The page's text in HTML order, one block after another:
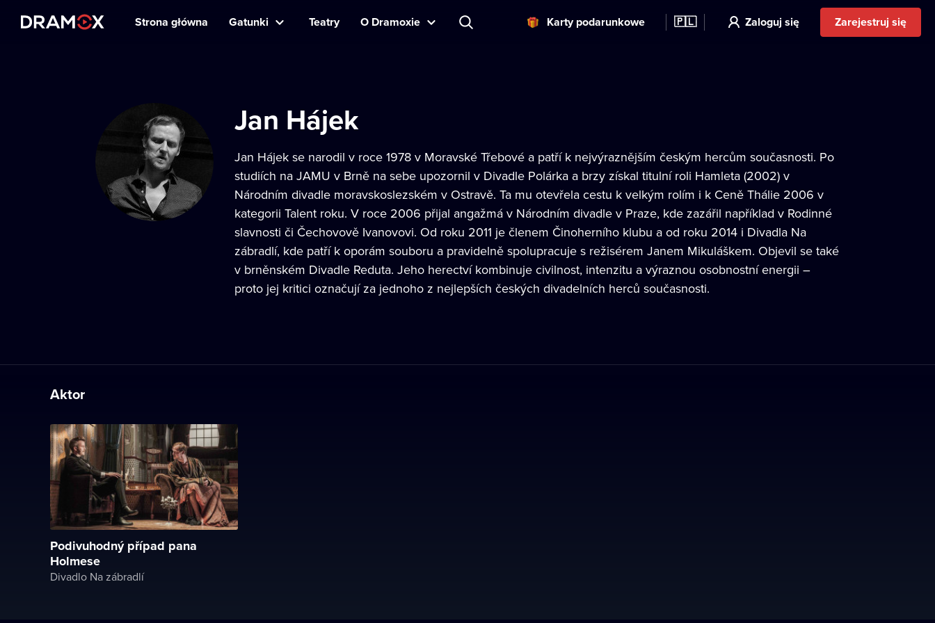
Strona główna Gatunki Teatry O Dramoxie Karty podarunkowe 🇵🇱 Zaloguj się Zarejestruj się
Jan Hájek
Jan Hájek se narodil v roce 1978 v Moravské Třebové a patří k nejvýraznějším českým hercům současnosti. Po
studiích na JAMU v Brně na sebe upozornil v Divadle Polárka a brzy získal titulní roli Hamleta (2002) v
Národním divadle moravskoslezském v Ostravě. Ta mu otevřela cestu k velkým rolím i k Ceně Thálie 2006 v
kategorii Talent roku. V roce 2006 přijal angažmá v Národním divadle v Praze, kde zazářil například v Rodinné
slavnosti či Čechovově Ivanovovi. Od roku 2011 je členem Činoherního klubu a od roku 2014 i Divadla Na
zábradlí, kde patří k oporám souboru a pravidelně spolupracuje s režisérem Janem Mikuláškem. Objevil se také
v brněnském Divadle Reduta. Jeho herectví kombinuje civilnost, intenzitu a výraznou osobnostní energii –
proto jej kritici označují za jednoho z nejlepších českých divadelních herců současnosti.
Aktor
Podivuhodný případ pana
Holmese
Divadlo Na zábradlí